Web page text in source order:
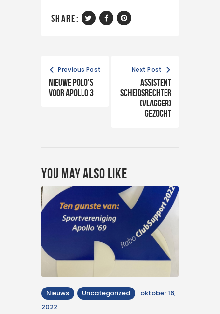
share:
Previous Post
Nieuwe polo’s
voor Apollo 3
Next Post
Assistent
scheidsrechter
(vlagger)
gezocht
You May Also Like
Nieuws Uncategorized
oktober 16,
2022